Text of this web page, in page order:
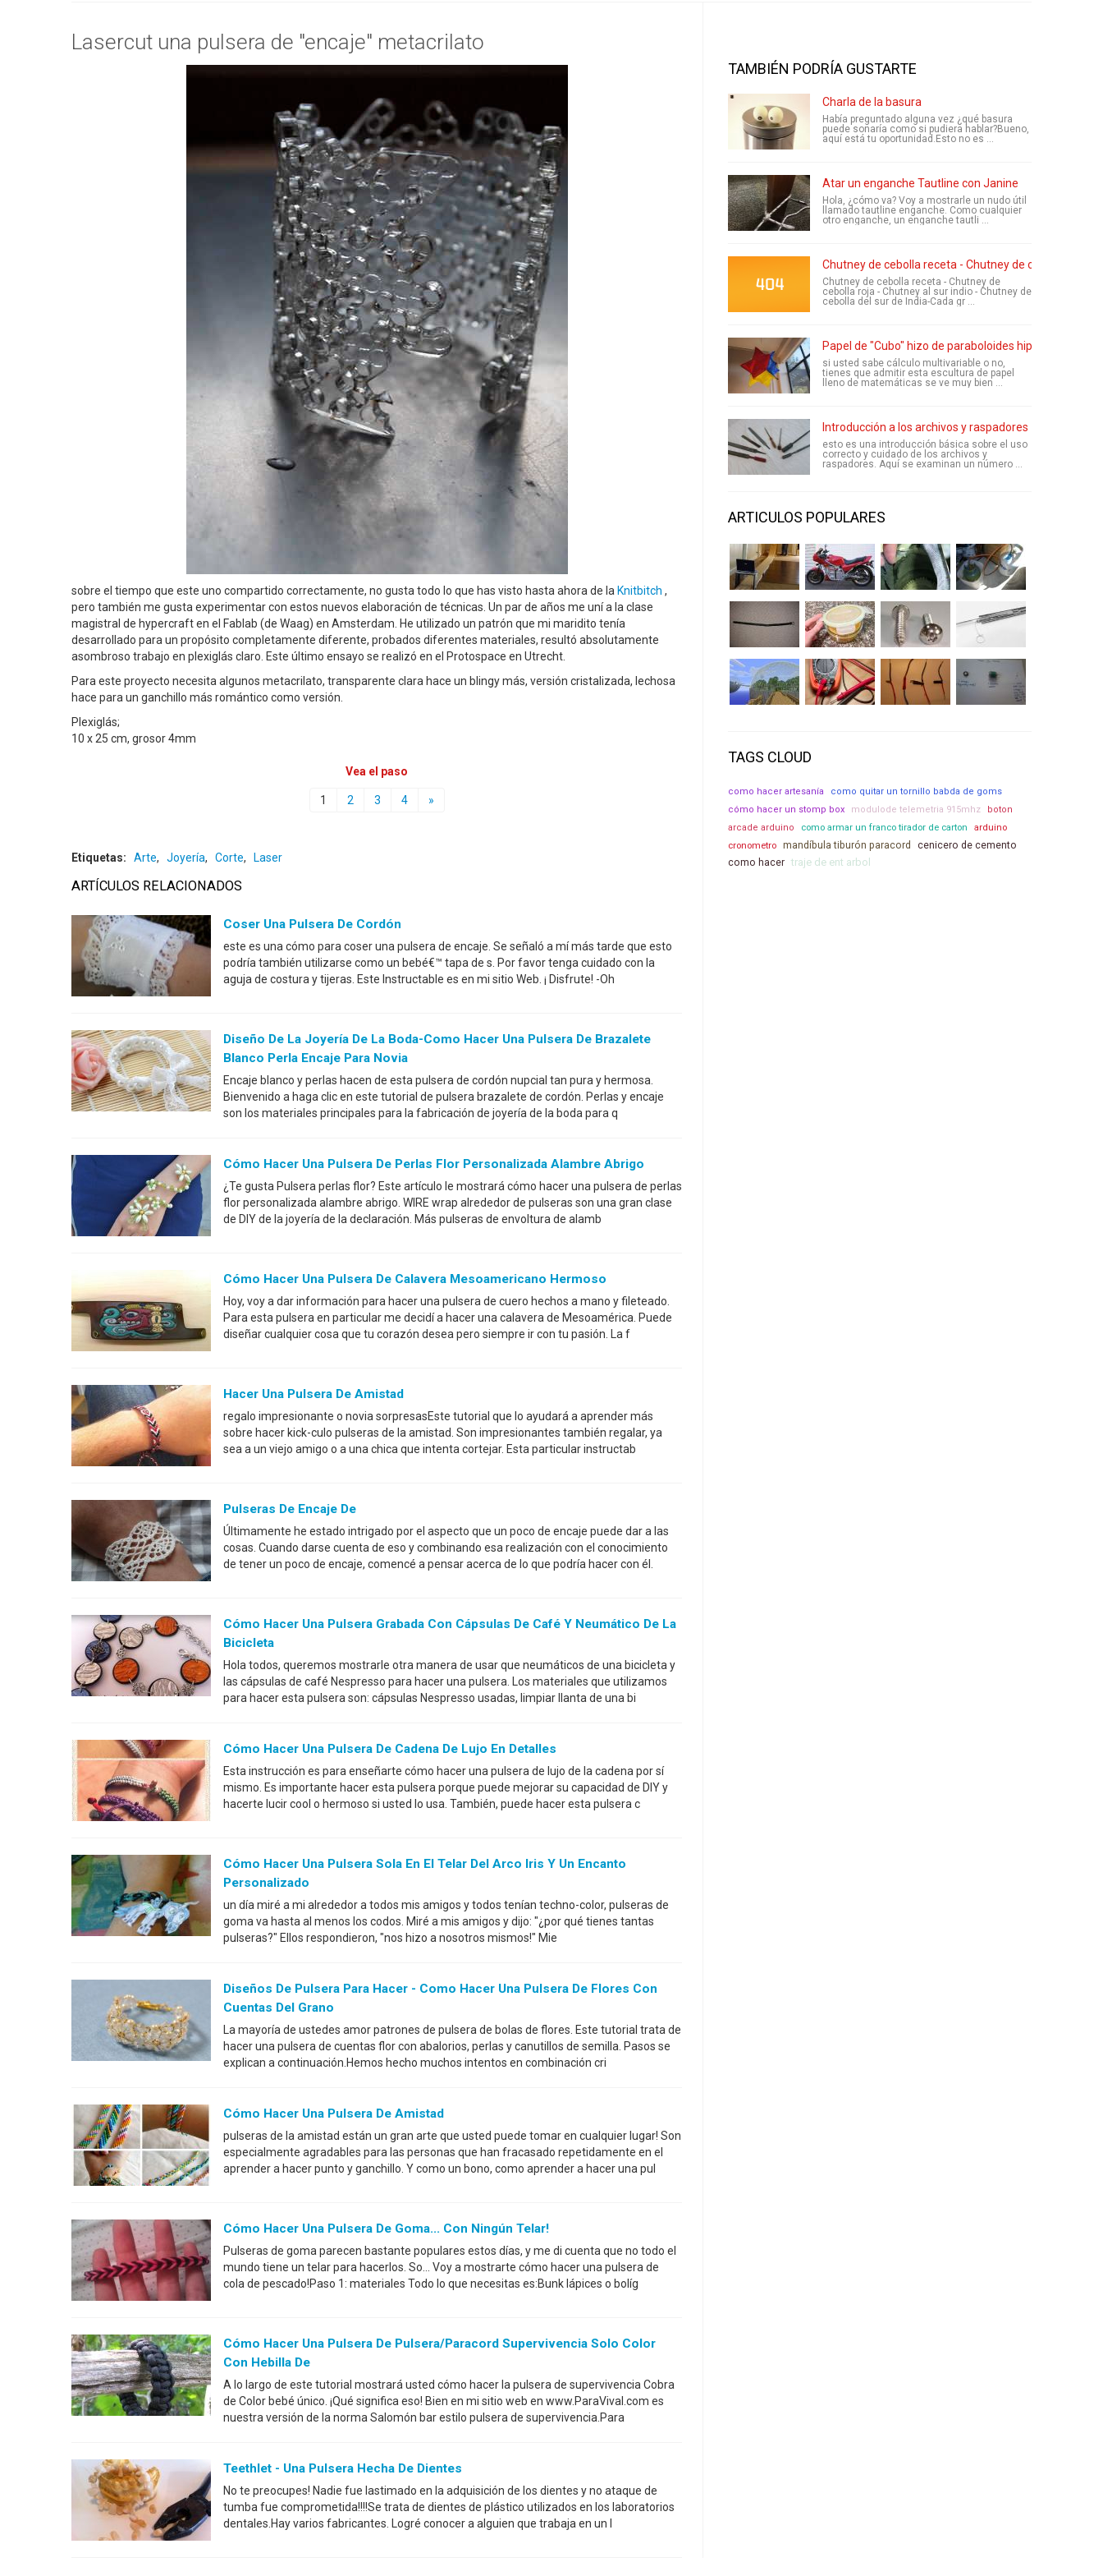
Lasercut una pulsera de "encaje" metacrilato
sobre el tiempo que este uno compartido correctamente, no gusta todo lo que has visto hasta ahora de la Knitbitch ,
pero también me gusta experimentar con estos nuevos elaboración de técnicas. Un par de años me uní a la clase
magistral de hypercraft en el Fablab (de Waag) en Amsterdam. He utilizado un patrón que mi maridito tenía
desarrollado para un propósito completamente diferente, probados diferentes materiales, resultó absolutamente
asombroso trabajo en plexiglás claro. Este último ensayo se realizó en el Protospace en Utrecht.
Para este proyecto necesita algunos metacrilato, transparente clara hace un blingy más, versión cristalizada, lechosa
hace para un ganchillo más romántico como versión.
Plexiglás;
10 x 25 cm, grosor 4mm
Vea el paso
1 2 3 4 »
Etiquetas: Arte, Joyería, Corte, Laser
ARTÍCULOS RELACIONADOS
Coser Una Pulsera De Cordón
este es una cómo para coser una pulsera de encaje. Se señaló a mí más tarde que esto
podría también utilizarse como un bebé€™ tapa de s. Por favor tenga cuidado con la
aguja de costura y tijeras. Este Instructable es en mi sitio Web. ¡ Disfrute! -Oh
Diseño De La Joyería De La Boda-Como Hacer Una Pulsera De Brazalete
Blanco Perla Encaje Para Novia
Encaje blanco y perlas hacen de esta pulsera de cordón nupcial tan pura y hermosa.
Bienvenido a haga clic en este tutorial de pulsera brazalete de cordón. Perlas y encaje
son los materiales principales para la fabricación de joyería de la boda para q
Cómo Hacer Una Pulsera De Perlas Flor Personalizada Alambre Abrigo
¿Te gusta Pulsera perlas flor? Este artículo le mostrará cómo hacer una pulsera de perlas
flor personalizada alambre abrigo. WIRE wrap alrededor de pulseras son una gran clase
de DIY de la joyería de la declaración. Más pulseras de envoltura de alamb
Cómo Hacer Una Pulsera De Calavera Mesoamericano Hermoso
Hoy, voy a dar información para hacer una pulsera de cuero hechos a mano y fileteado.
Para esta pulsera en particular me decidí a hacer una calavera de Mesoamérica. Puede
diseñar cualquier cosa que tu corazón desea pero siempre ir con tu pasión. La f
Hacer Una Pulsera De Amistad
regalo impresionante o novia sorpresasEste tutorial que lo ayudará a aprender más
sobre hacer kick-culo pulseras de la amistad. Son impresionantes también regalar, ya
sea a un viejo amigo o a una chica que intenta cortejar. Esta particular instructab
Pulseras De Encaje De
Últimamente he estado intrigado por el aspecto que un poco de encaje puede dar a las
cosas. Cuando darse cuenta de eso y combinando esa realización con el conocimiento
de tener un poco de encaje, comencé a pensar acerca de lo que podría hacer con él.
Cómo Hacer Una Pulsera Grabada Con Cápsulas De Café Y Neumático De La
Bicicleta
Hola todos, queremos mostrarle otra manera de usar que neumáticos de una bicicleta y
las cápsulas de café Nespresso para hacer una pulsera. Los materiales que utilizamos
para hacer esta pulsera son: cápsulas Nespresso usadas, limpiar llanta de una bi
Cómo Hacer Una Pulsera De Cadena De Lujo En Detalles
Esta instrucción es para enseñarte cómo hacer una pulsera de lujo de la cadena por sí
mismo. Es importante hacer esta pulsera porque puede mejorar su capacidad de DIY y
hacerte lucir cool o hermoso si usted lo usa. También, puede hacer esta pulsera c
Cómo Hacer Una Pulsera Sola En El Telar Del Arco Iris Y Un Encanto
Personalizado
un día miré a mi alrededor a todos mis amigos y todos tenían techno-color, pulseras de
goma va hasta al menos los codos. Miré a mis amigos y dijo: "¿por qué tienes tantas
pulseras?" Ellos respondieron, "nos hizo a nosotros mismos!" Mie
Diseños De Pulsera Para Hacer - Como Hacer Una Pulsera De Flores Con
Cuentas Del Grano
La mayoría de ustedes amor patrones de pulsera de bolas de flores. Este tutorial trata de
hacer una pulsera de cuentas flor con abalorios, perlas y canutillos de semilla. Pasos se
explican a continuación.Hemos hecho muchos intentos en combinación cri
Cómo Hacer Una Pulsera De Amistad
pulseras de la amistad están un gran arte que usted puede tomar en cualquier lugar! Son
especialmente agradables para las personas que han fracasado repetidamente en el
aprender a hacer punto y ganchillo. Y como un bono, como aprender a hacer una pul
Cómo Hacer Una Pulsera De Goma... Con Ningún Telar!
Pulseras de goma parecen bastante populares estos días, y me di cuenta que no todo el
mundo tiene un telar para hacerlos. So... Voy a mostrarte cómo hacer una pulsera de
cola de pescado!Paso 1: materiales Todo lo que necesitas es:Bunk lápices o bolíg
Cómo Hacer Una Pulsera De Pulsera/paracord Supervivencia Solo Color
Con Hebilla De
A lo largo de este tutorial mostrará usted cómo hacer la pulsera de supervivencia Cobra
de Color bebé único. ¡Qué significa eso! Bien en mi sitio web en www.ParaVival.com es
nuestra versión de la norma Salomón bar estilo pulsera de supervivencia.Para
Teethlet - Una Pulsera Hecha De Dientes
No te preocupes! Nadie fue lastimado en la adquisición de los dientes y no ataque de
tumba fue comprometida!!!!Se trata de dientes de plástico utilizados en los laboratorios
dentales.Hay varios fabricantes. Logré conocer a alguien que trabaja en un l
TAMBIÉN PODRÍA GUSTARTE
Charla de la basura
Había preguntado alguna vez ¿qué basura
puede sonaría como si pudiera hablar?Bueno,
aquí está tu oportunidad.Esto no es ...
Atar un enganche Tautline con Janine
Hola, ¿cómo va? Voy a mostrarle un nudo útil
llamado tautline enganche. Como cualquier
otro enganche, un enganche tautli ...
Chutney de cebolla receta - Chutney de cebolla roja -
Chutney de cebolla receta - Chutney de
cebolla roja - Chutney al sur indio - Chutney de
cebolla del sur de India-Cada gr ...
Papel de "Cubo" hizo de paraboloides hiperbólicos -
si usted sabe cálculo multivariable o no,
tienes que admitir esta escultura de papel
lleno de matemáticas se ve muy bien ...
Introducción a los archivos y raspadores
esto es una introducción básica sobre el uso
correcto y cuidado de los archivos y
raspadores. Aquí se examinan un número ...
ARTICULOS POPULARES
TAGS CLOUD
como hacer artesanía
como quitar un tornillo babda de goms
cómo hacer un stomp box
modulode telemetria 915mhz
boton
arcade arduino
como armar un franco tirador de carton
arduino
cronometro mandíbula tiburón paracord
cenicero de cemento
como hacer traje de ent arbol